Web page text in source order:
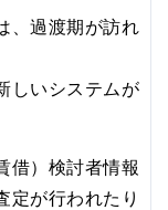
、過渡期が訪れ
しいシステムが
借）検討者情報
定が行われたり